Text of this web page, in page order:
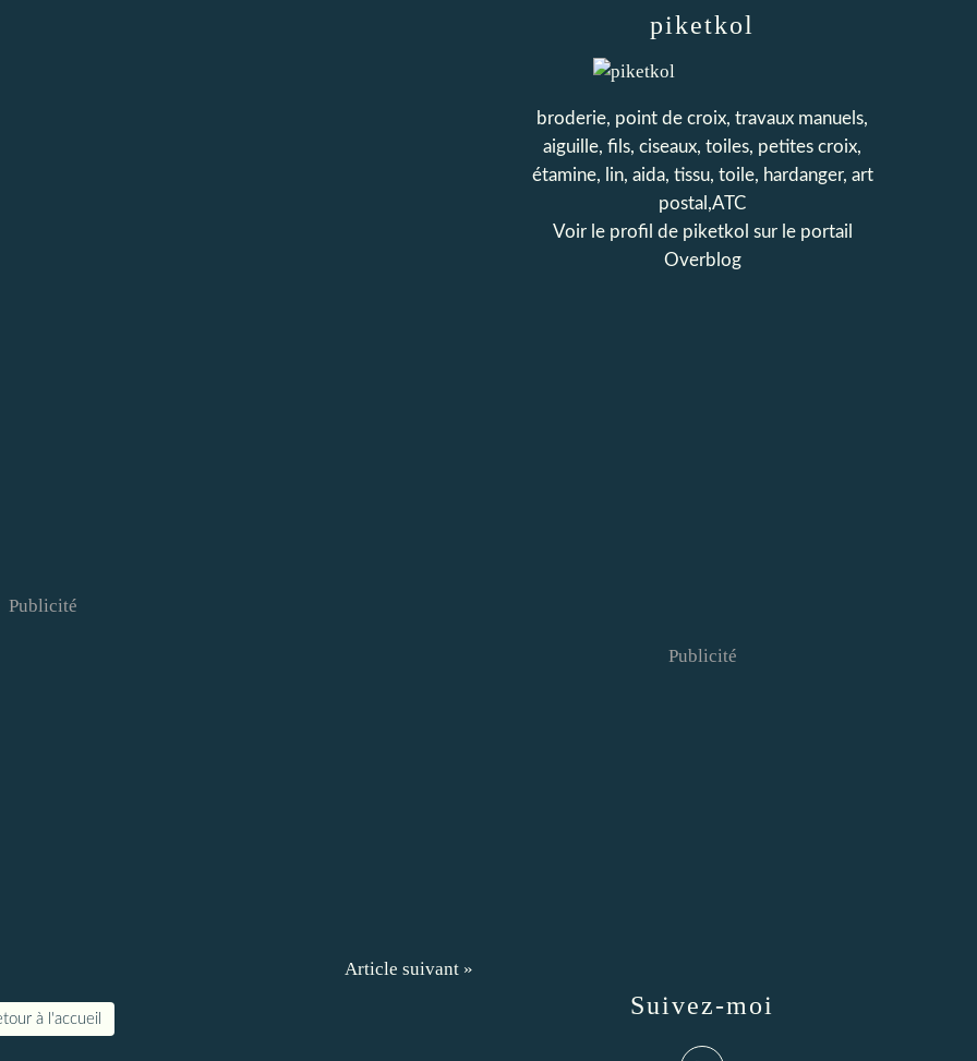
Publicité
Article suivant »
à l'accueil
piketkol
broderie, point de croix, travaux manuels,
aiguille, fils, ciseaux, toiles, petites croix,
étamine, lin, aida, tissu, toile, hardanger, art
postal,ATC
Voir le profil de piketkol sur le portail
Overblog
Suivez-moi
Publicité